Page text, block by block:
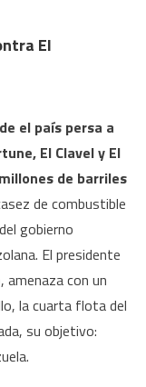
El
el país persa a
El Clavel y El
de barriles
de combustible
gobierno
El presidente
amenaza con un
la cuarta flota del
su objetivo: